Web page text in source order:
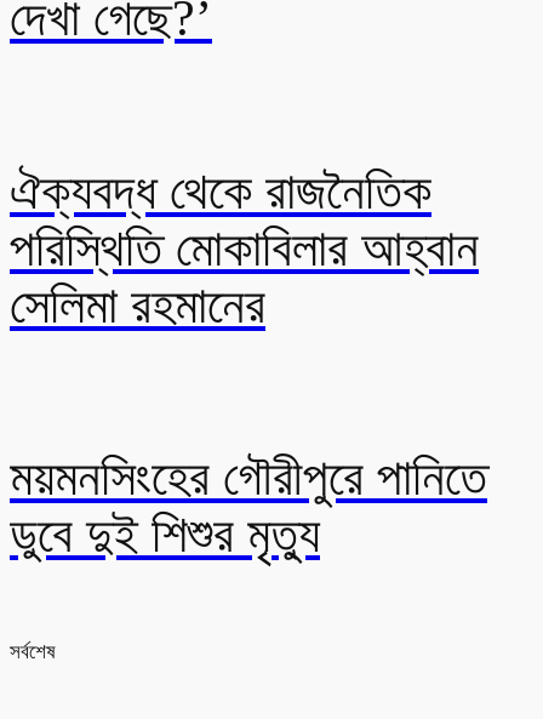
দেখা গেছে?’
ঐক্যবদ্ধ থেকে রাজনৈতিক
পরিস্থিতি মোকাবিলার আহ্বান
সেলিমা রহমানের
ময়মনসিংহের গৌরীপুরে পানিতে
ডুবে দুই শিশুর মৃত্যু
সর্বশেষ